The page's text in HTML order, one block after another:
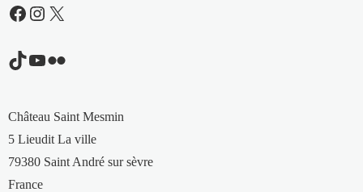
Facebook
Instagram
X
TikTok
YouTube
Flickr
Château Saint Mesmin
5 Lieudit La ville
79380 Saint André sur sèvre
France